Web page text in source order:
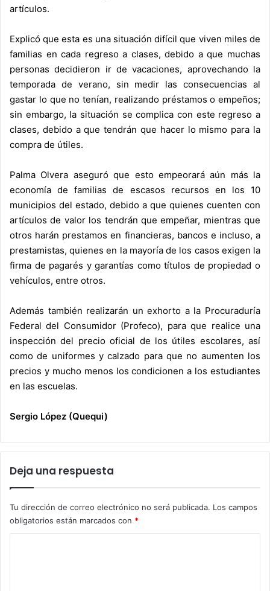
artículos.
Explicó que esta es una situación difícil que viven miles de
familias en cada regreso a clases, debido a que muchas
personas decidieron ir de vacaciones, aprovechando la
temporada de verano, sin medir las consecuencias al
gastar lo que no tenían, realizando préstamos o empeños;
sin embargo, la situación se complica con este regreso a
clases, debido a que tendrán que hacer lo mismo para la
compra de útiles.
Palma Olvera aseguró que esto empeorará aún más la
economía de familias de escasos recursos en los 10
municipios del estado, debido a que quienes cuenten con
artículos de valor los tendrán que empeñar, mientras que
otros harán prestamos en financieras, bancos e incluso, a
prestamistas, quienes en la mayoría de los casos exigen la
firma de pagarés y garantías como títulos de propiedad o
vehículos, entre otros.
Además también realizarán un exhorto a la Procuraduría
Federal del Consumidor (Profeco), para que realice una
inspección del precio oficial de los útiles escolares, así
como de uniformes y calzado para que no aumenten los
precios y mucho menos los condicionen a los estudiantes
en las escuelas.
Sergio López (Quequi)
Deja una respuesta
Tu dirección de correo electrónico no será publicada. Los campos
obligatorios están marcados con *